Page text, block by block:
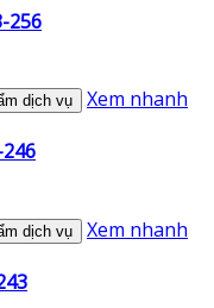
256
dịch vụ Xem nhanh
dịch vụ Xem nhanh